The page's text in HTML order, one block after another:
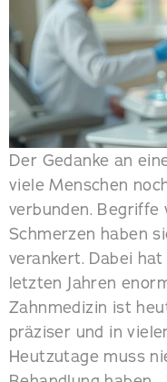
Der Gedanke an
viele Menschen
verbunden.
Schmerzen haben
verankert. Dabei
letzten Jahren
Zahnmedizin ist
präziser und in
Heutzutage muss